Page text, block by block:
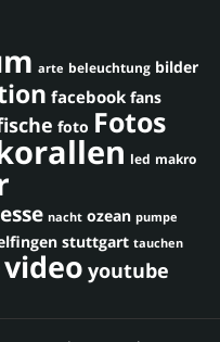
arte beleuchtung bilder
facebook fans
foto Fotos
led makro
nacht ozean pumpe
stuttgart tauchen
video youtube